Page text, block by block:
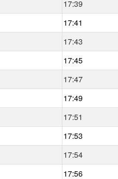
17:39
17:41
17:43
17:45
17:47
17:49
17:51
17:53
17:54
17:56